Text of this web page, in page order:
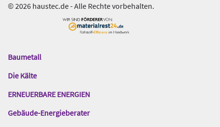
© 2026 haustec.de - Alle Rechte vorbehalten.
Das
Gentner
Baumetall
Die Kälte
ERNEUERBARE ENERGIEN
Gebäude-Energieberater